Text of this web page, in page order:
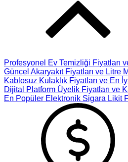
Profesyonel Ev Temizliği Fiyatları
Güncel Akaryakıt Fiyatları ve Litre
Kablosuz Kulaklık Fiyatları ve En
Dijital Platform Üyelik Fiyatları ve
En Popüler Elektronik Sigara Likit